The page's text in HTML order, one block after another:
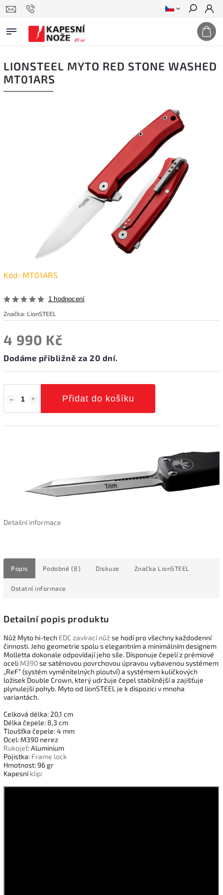
Hledat
LIONSTEEL MYTO RED STONE WASHED
MT01ARS
Kód: MT01ARS
1 hodnocení
Značka: LionSTEEL
4 990 Kč
Dodáme přibližně za 20 dní.
Přidat do košíku
Detailní informace
Popis Podobné (8) Diskuze Značka LionSTEEL
Ostatní informace
Detailní popis produktu
Nůž Myto hi-tech EDC zavírací nůžse hodí pro všechny každodenní
činnosti. Jeho geometrie spolu s elegantním a minimálním designem
Molletta dokonale odpovídají jeho síle. Disponuje čepelí z prémiové
oceli M390se saténovou povrchovou úpravou vybavenou systémem
„ReF“ (systém vyměnitelných ploutví) a systémem kuličkových
ložisek Double Crown, který udržuje čepel stabilnější a zajišťuje
plynulejší pohyb. Myto od lionSTEEL je k dispozici v mnoha
variantách.
Celková délka: 20,1 cm
Délka čepele: 8,3 cm
Tloušťka čepele: 4 mm
Ocel: M390 nerez
Rukojeť: Aluminium
Pojistka: Frame lock
Hmotnost: 96 gr
Kapesníklip: